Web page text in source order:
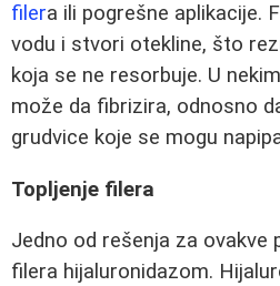
filera ili pogrešne aplikacije.
vodu i stvori otekline, što
koja se ne resorbuje. U
može da fibrizira, odnosno
grudvice koje se mogu
Topljenje filera
Jedno od rešenja za ovakve
filera hijaluronidazom.